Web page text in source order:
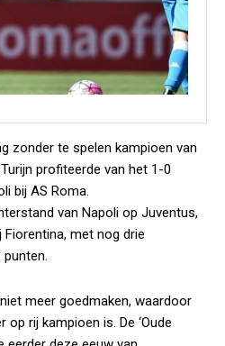
zonder te spelen kampioen van
profiteerde van het 1-0
bij AS Roma.
van Napoli op Juventus,
met nog drie
meer goedmaken, waardoor
rij kampioen is. De ‘Oude